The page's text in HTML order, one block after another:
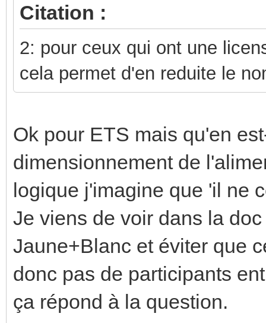
Citation :
2: pour ceux qui ont une
cela permet d'en reduite le
Ok pour ETS mais qu'en
dimensionnement de
logique j'imagine que 'il ne
Je viens de voir dans la
Jaune+Blanc et éviter que
donc pas de participants
ça répond à la question.